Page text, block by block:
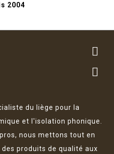
2004


du liège pour la
et l'isolation phonique.
nous mettons tout en
produits de qualité aux